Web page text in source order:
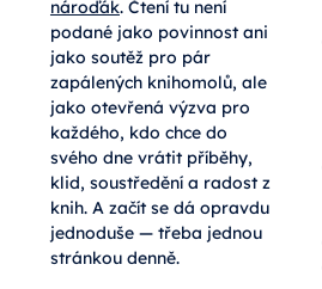
nároďák. Čtení tu není
podané jako povinnost ani
jako soutěž pro pár
zapálených knihomolů, ale
jako otevřená výzva pro
každého, kdo chce do
svého dne vrátit příběhy,
klid, soustředění a radost z
knih. A začít se dá opravdu
jednoduše — třeba jednou
stránkou denně.